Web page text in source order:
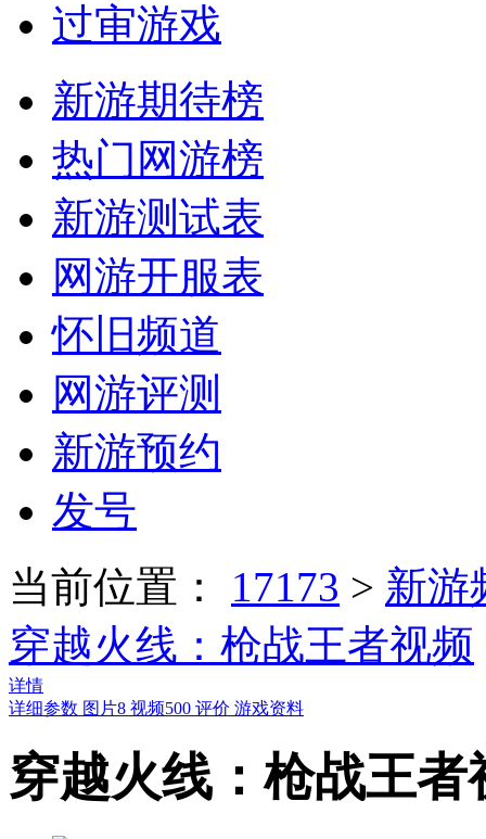
过审游戏
新游期待榜
热门网游榜
新游测试表
网游开服表
怀旧频道
网游评测
新游预约
发号
当前位置： 17173 > 新游
穿越火线：枪战王者视频
详情
详细参数 图片8 视频500 评价 游戏资料
穿越火线：枪战王者